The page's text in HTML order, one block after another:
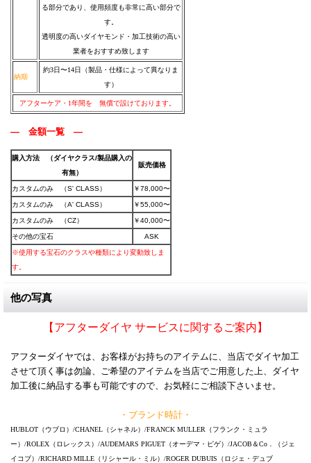
る部分であり、使用頻度も非常に高い部分で
す。
透明度の高いダイヤモンド・加工技術の高い
業者をおすすめ致します
納期
約3日〜14日（製品・仕様によって異なりま
す）
アフターケア・1年間を 無償で設けております。
― 金額一覧 ―
購入方法 （ダイヤクラス/製品購入の
有無）
販売価格
カスタムのみ （S' CLASS） ￥78,000〜
カスタムのみ （A' CLASS） ￥55,000〜
カスタムのみ （CZ） ￥40,000〜
その他の宝石 ASK
※使用する宝石のクラスや種類により変動致しま
す。
他の写真
【アフターダイヤ サービスに関するご案内】
アフターダイヤでは、お客様がお持ちのアイテムに、当店でダイヤ加工
させて頂く事は勿論、ご希望のアイテムを当店でご用意した上、ダイヤ
加工後に納品する事も可能ですので、お気軽にご相談下さいませ。
・ブランド時計・
HUBLOT（ウブロ）/CHANEL（シャネル）/FRANCK MULLER（フランク・ミュラ
ー）/ROLEX（ロレックス）/AUDEMARS PIGUET（オーデマ・ピゲ）/JACOB＆Co．（ジェ
イコブ）/RICHARD MILLE（リシャール・ミル）/ROGER DUBUIS（ロジェ・デュブ